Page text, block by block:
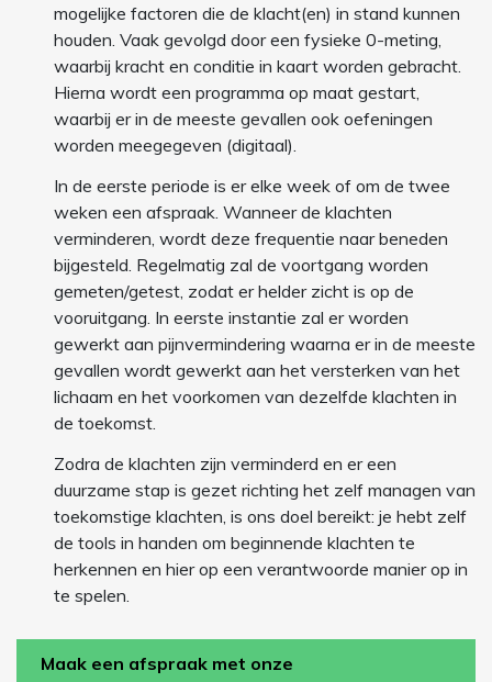
mogelijke factoren die de klacht(en) in stand kunnen
houden. Vaak gevolgd door een fysieke 0-meting,
waarbij kracht en conditie in kaart worden gebracht.
Hierna wordt een programma op maat gestart,
waarbij er in de meeste gevallen ook oefeningen
worden meegegeven (digitaal).
In de eerste periode is er elke week of om de twee
weken een afspraak. Wanneer de klachten
verminderen, wordt deze frequentie naar beneden
bijgesteld. Regelmatig zal de voortgang worden
gemeten/getest, zodat er helder zicht is op de
vooruitgang. In eerste instantie zal er worden
gewerkt aan pijnvermindering waarna er in de meeste
gevallen wordt gewerkt aan het versterken van het
lichaam en het voorkomen van dezelfde klachten in
de toekomst.
Zodra de klachten zijn verminderd en er een
duurzame stap is gezet richting het zelf managen van
toekomstige klachten, is ons doel bereikt: je hebt zelf
de tools in handen om beginnende klachten te
herkennen en hier op een verantwoorde manier op in
te spelen.
Maak een afspraak met onze